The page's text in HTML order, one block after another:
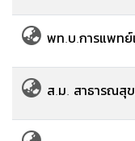
พท.บ.การแพทย์
ส.ม. สาธารณสุ